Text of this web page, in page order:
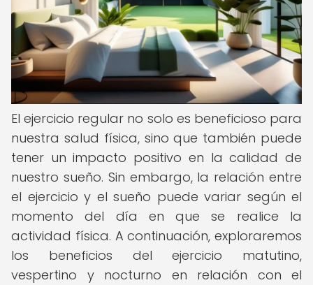
El ejercicio regular no solo es beneficioso para
nuestra salud física, sino que también puede
tener un impacto positivo en la calidad de
nuestro sueño. Sin embargo, la relación entre
el ejercicio y el sueño puede variar según el
momento del día en que se realice la
actividad física. A continuación, exploraremos
los beneficios del ejercicio matutino,
vespertino y nocturno en relación con el